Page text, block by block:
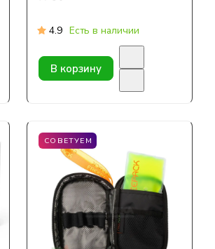
4.9 Есть в наличии
В корзину
СОВЕТУЕМ